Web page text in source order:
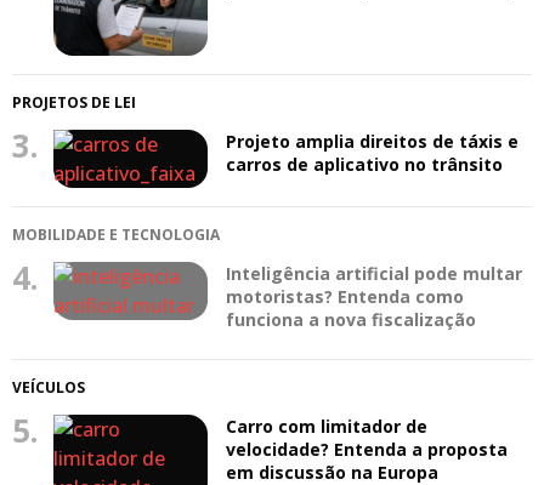
PROJETOS DE LEI
3.
Projeto amplia direitos de táxis e
carros de aplicativo no trânsito
MOBILIDADE E TECNOLOGIA
4.
Inteligência artificial pode multar
motoristas? Entenda como
funciona a nova fiscalização
VEÍCULOS
5.
Carro com limitador de
velocidade? Entenda a proposta
em discussão na Europa